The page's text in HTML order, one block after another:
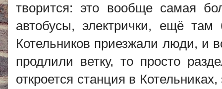
творится: это вообще самая
автобусы, электрички, ещё
Котельников приезжали люди, и
продлили ветку, то просто
откроется станция в